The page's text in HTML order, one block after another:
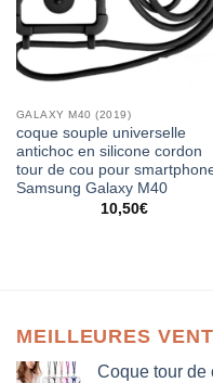
GALAXY M40 (2019)
coque souple universelle
antichoc en silicone cordon
tour de cou pour
Samsung Galaxy M40
10,50€
MEILLEURES
Coque tour de